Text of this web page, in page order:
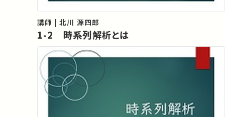
講師 | 北川 源四郎
1-2 時系列解析とは